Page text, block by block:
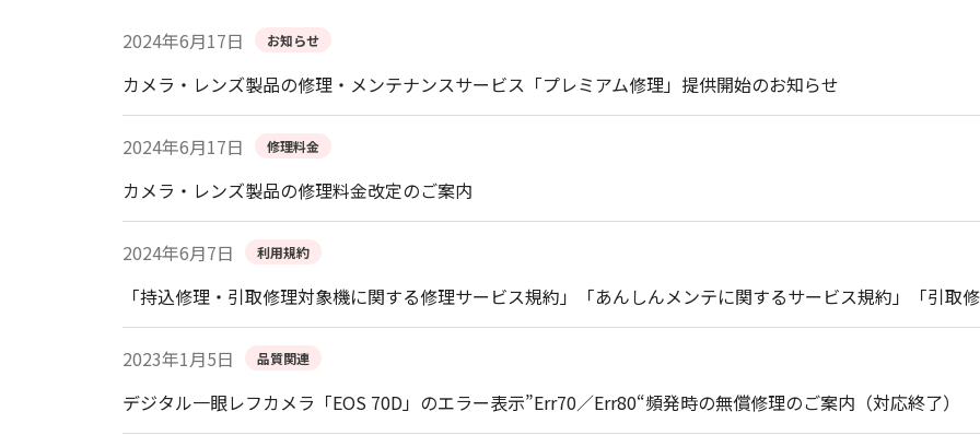
2024年6月17日 お知らせ
カメラ・レンズ製品の修理・メンテナンスサービス「プレミアム修理」提供開始のお知らせ
2024年6月17日 修理料金
カメラ・レンズ製品の修理料金改定のご案内
2024年6月7日 利用規約
「持込修理・引取修理対象機に関する修理サービス規約」「あんしんメンテに関するサービス規約」「引取
2023年1月5日 品質関連
デジタル一眼レフカメラ「EOS 70D」のエラー表示”Err70／Err80“頻発時の無償修理のご案内（対応終了）